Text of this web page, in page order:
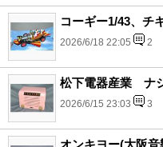
コーギー1/43、チ
2026/6/18 22:05 2
松下電器産業 ナ
2026/6/15 23:03 3
オンキヨー(大阪